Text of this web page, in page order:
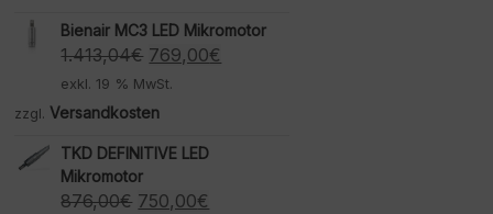
Bienair MC3 LED Mikromotor
1.413,04€ Ursprünglicher
Preis
war:
769,00€
exkl. 19 % MwSt.
zzgl. Versandkosten
TKD DEFINITIVE LED
Mikromotor
876,00€ Ursprünglicher
750,00€